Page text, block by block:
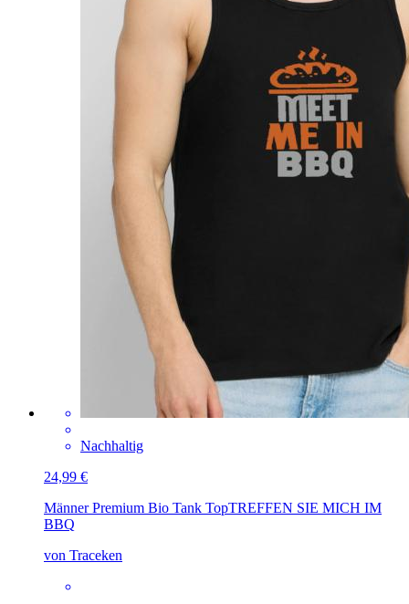
Nachhaltig
24,99 €
Männer Premium Bio Tank TopTREFFEN SIE MICH IM
BBQ
von Traceken